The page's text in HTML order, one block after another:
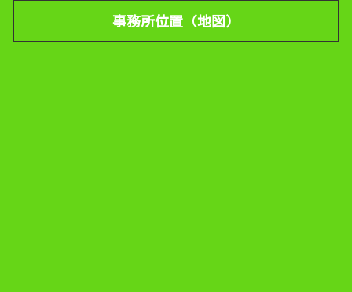
事務所位置（地図）